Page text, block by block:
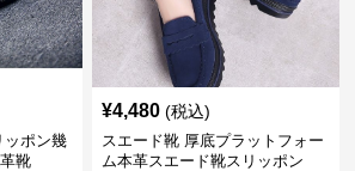
ッポン幾
靴
¥4,480 (税込)
スエード靴 厚底プラットフォー
ム本革スエード靴スリッポン